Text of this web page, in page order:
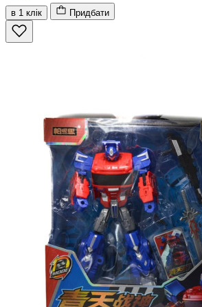
в 1 клік Придбати